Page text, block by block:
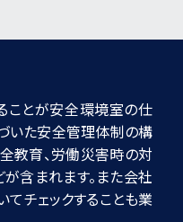
ことが安全環境室の仕
いた安全管理体制の構
教育、労働災害時の対
含まれます。また会社
チェックすることも業